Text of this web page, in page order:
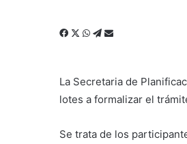
Facebook
X WhatsApp
Telegram
Compartir
electrónico
La Secretaria de
lotes a formalizar el
Se trata de los